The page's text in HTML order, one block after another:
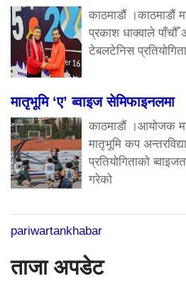
काठमाडौं ।काठमाडौं
प्रकाश धाक्वाले पाँचौँ
टेबलटेनिस
मातृभूमि ‘ए’ ब्वाइज सेमिफाइनलमा
काठमाडौं ।आयोजक
मातृभूमि कप
प्रतियोगिताको
गरेको
pariwartankhabar
ताजा अपडेट